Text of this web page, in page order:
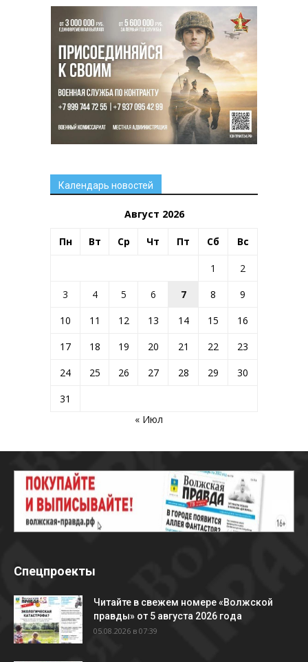
Календарь новостей
Август 2026
Пн Вт Ср Чт Пт Сб Вс
1
2
3
4 5 6 7 8
9
10
11 12 13 14 15
16
17
18 19 20 21 22
23
24
25 26 27 28 29
30
31
« Июл
Спецпроекты
Читайте в свежем номере «Волжской
правды» от 5 августа 2026 года
05.08.2026 в 07:39